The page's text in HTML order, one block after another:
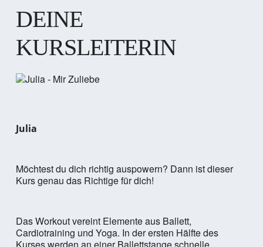
DEINE
KURSLEITERIN
Julia
Möchtest du dich richtig auspowern? Dann ist dieser
Kurs genau das Richtige für dich!
Das Workout vereint Elemente aus Ballett,
Cardiotraining und Yoga. In der ersten Hälfte des